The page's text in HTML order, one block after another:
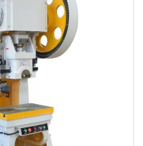
de la ekscentra
pli bonaj ol la krankoŝafto
longa, la ekscentra
La malavantaĝo estas,
ekzistas du tipoj:
rekta-kolumna H-speca